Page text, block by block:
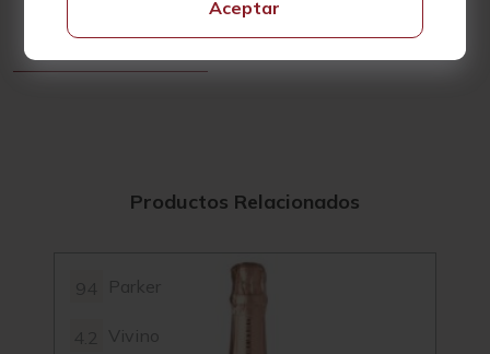
Aceptar
Productos Relacionados
Parker
Vivino